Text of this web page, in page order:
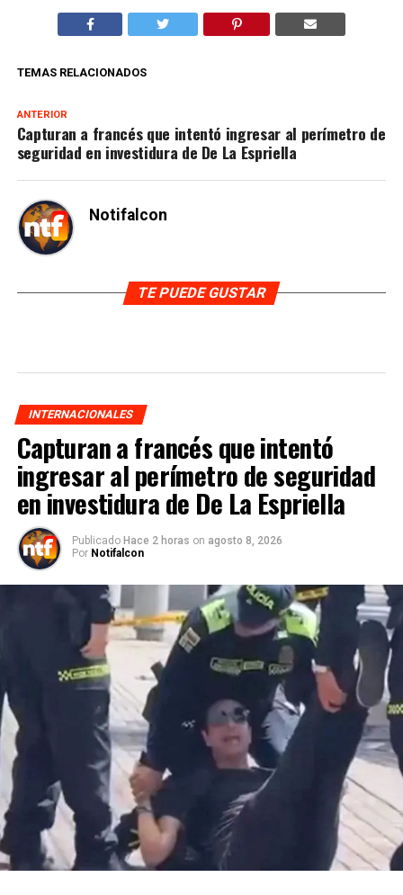
TEMAS RELACIONADOS
ANTERIOR
Capturan a francés que intentó ingresar al perímetro de
seguridad en investidura de De La Espriella
Notifalcon
TE PUEDE GUSTAR
INTERNACIONALES
Capturan a francés que intentó
ingresar al perímetro de seguridad
en investidura de De La Espriella
Publicado Hace 2 horas on agosto 8, 2026
Por Notifalcon